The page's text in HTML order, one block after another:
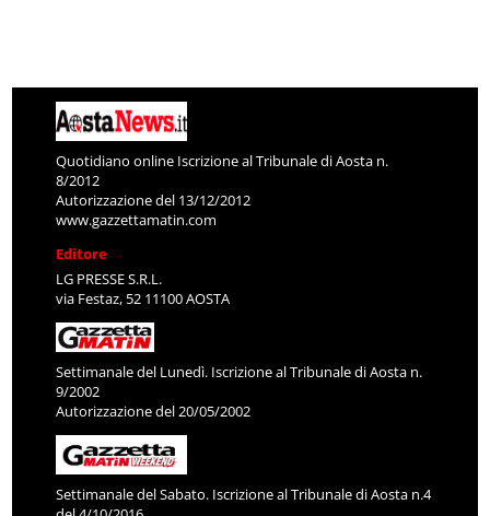
Quotidiano online Iscrizione al Tribunale di Aosta n.
8/2012
Autorizzazione del 13/12/2012
www.gazzettamatin.com
Editore
LG PRESSE S.R.L.
via Festaz, 52 11100 AOSTA
Settimanale del Lunedì. Iscrizione al Tribunale di Aosta n.
9/2002
Autorizzazione del 20/05/2002
Settimanale del Sabato. Iscrizione al Tribunale di Aosta n.4